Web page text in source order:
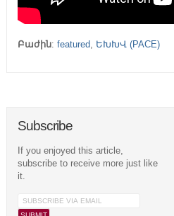
Բաժին: featured, ԵԽԽՎ (PACE)
Subscribe
If you enjoyed this article,
subscribe to receive more just like
it.